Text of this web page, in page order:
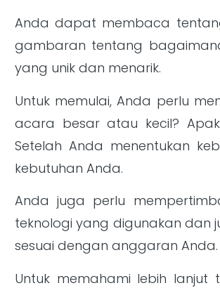
Anda dapat membaca
gambaran tentang
yang unik dan menarik.
Untuk memulai, Anda perlu
acara besar atau kecil?
Setelah Anda menentukan
kebutuhan Anda.
Anda juga perlu
teknologi yang digunakan dan
sesuai dengan anggaran Anda.
Untuk memahami lebih